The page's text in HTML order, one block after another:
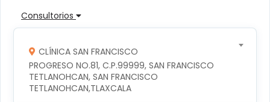
Consultorios
CLÍNICA SAN FRANCISCO
PROGRESO NO.81, C.P.99999, SAN FRANCISCO
TETLANOHCAN, SAN FRANCISCO
TETLANOHCAN,TLAXCALA